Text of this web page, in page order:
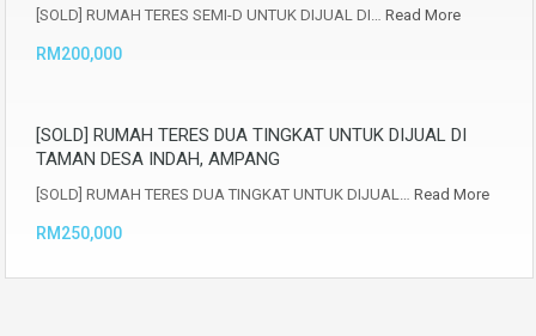
[SOLD] RUMAH TERES SEMI-D UNTUK DIJUAL DI… Read More
RM200,000
[SOLD] RUMAH TERES DUA TINGKAT UNTUK DIJUAL DI
TAMAN DESA INDAH, AMPANG
[SOLD] RUMAH TERES DUA TINGKAT UNTUK DIJUAL… Read More
RM250,000